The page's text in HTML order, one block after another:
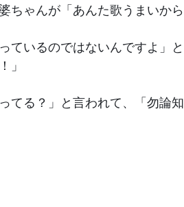
ちゃんが「あんた歌うまいから
いるのではないんですよ」と
！」
る？」と言われて、「勿論知